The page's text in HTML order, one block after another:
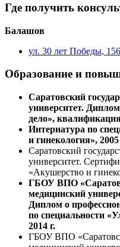
Где получить
Балашов
ул. 30 лет Победы,
Образование и
Саратовский
университет.
дело»,
Интернатура по
и гинекология», 2005
Саратовский
университет.
«Акушерство и
ГБОУ ВПО
медицинский
Диплом о
по специальности
2014 г.
ГБОУ ВПО